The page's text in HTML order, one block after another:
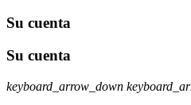
Su cuenta
Su cuenta
keyboard_arrow_down